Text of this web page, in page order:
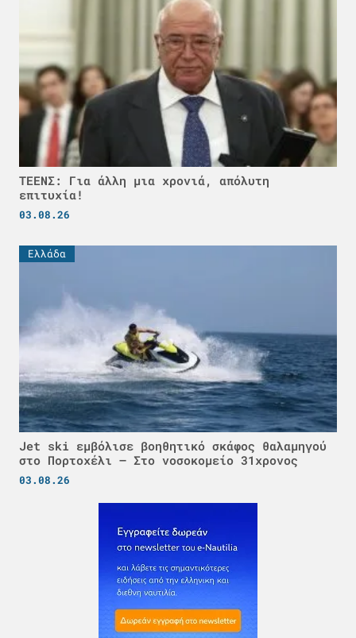
ΤΕΕΝΣ: Για άλλη μια χρονιά, απόλυτη
επιτυχία!
03.08.26
Ελλάδα
Jet ski εμβόλισε βοηθητικό σκάφος θαλαμηγού
στο Πορτοχέλι – Στο νοσοκομείο 31χρονος
03.08.26